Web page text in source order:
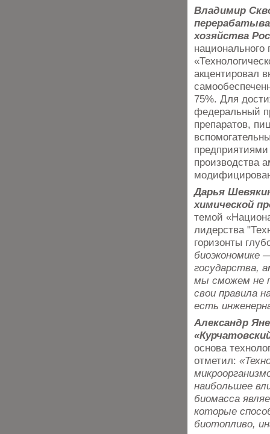
Владимир
хозяйства
национального
акцентировал
75%. Для
федеральный
препаратов,
производства
Дарья
химической
темой
лидерства
горизонты
биоэкономике
государства,
мы сможем не
свои правила
есть
Александр
основа
отметил:
наибольшее
биомасса
которые
биотопливо,